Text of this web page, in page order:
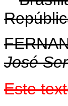
José
Este